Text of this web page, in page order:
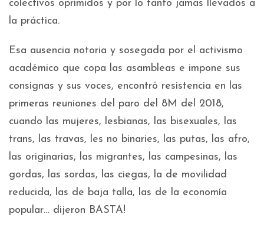
colectivos oprimidos y por lo tanto jamas llevados a
la práctica.
Esa ausencia notoria y sosegada por el activismo
académico que copa las asambleas e impone sus
consignas y sus voces, encontró resistencia en las
primeras reuniones del paro del 8M del 2018,
cuando las mujeres, lesbianas, las bisexuales, las
trans, las travas, les no binaries, las putas, las afro,
las originarias, las migrantes, las campesinas, las
gordas, las sordas, las ciegas, la de movilidad
reducida, las de baja talla, las de la economía
popular… dijeron BASTA!